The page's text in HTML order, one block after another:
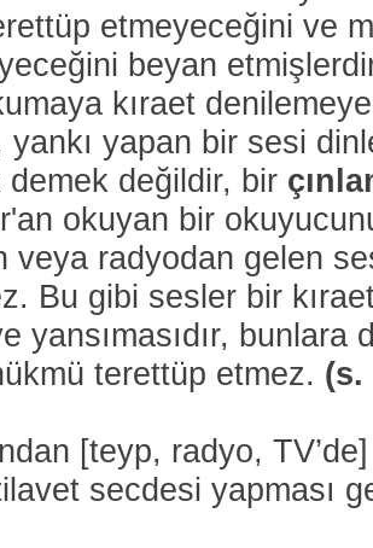
etmeyeceğini ve
beyan
kıraet
yankı yapan bir sesi
demek değildir, bir
okuyan bir
veya radyodan gelen
Bu gibi sesler bir
yansımasıdır,
terettüp etmez. (s.
[teyp, radyo,
secdesi yapması